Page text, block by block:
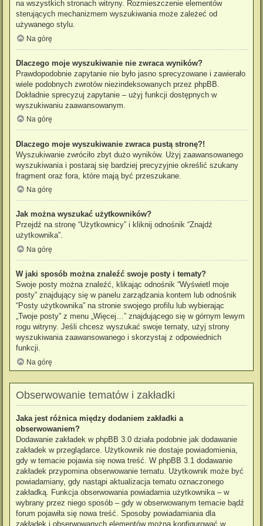
na wszystkich stronach witryny. Rozmieszczenie elementów
sterujących mechanizmem wyszukiwania może zależeć od
używanego stylu.
Na górę
Dlaczego moje wyszukiwanie nie zwraca wyników?
Prawdopodobnie zapytanie nie było jasno sprecyzowane i zawierało
wiele podobnych zwrotów niezindeksowanych przez phpBB.
Dokładnie sprecyzuj zapytanie – użyj funkcji dostępnych w
wyszukiwaniu zaawansowanym.
Na górę
Dlaczego moje wyszukiwanie zwraca pustą stronę?!
Wyszukiwanie zwróciło zbyt dużo wyników. Użyj zaawansowanego
wyszukiwania i postaraj się bardziej precyzyjnie określić szukany
fragment oraz fora, które mają być przeszukane.
Na górę
Jak można wyszukać użytkowników?
Przejdź na stronę “Użytkownicy” i kliknij odnośnik “Znajdź
użytkownika”.
Na górę
W jaki sposób można znaleźć swoje posty i tematy?
Swoje posty można znaleźć, klikając odnośnik “Wyświetl moje
posty” znajdujący się w panelu zarządzania kontem lub odnośnik
“Posty użytkownika” na stronie swojego profilu lub wybierając
„Twoje posty” z menu „Więcej…” znajdującego się w górnym lewym
rogu witryny. Jeśli chcesz wyszukać swoje tematy, użyj strony
wyszukiwania zaawansowanego i skorzystaj z odpowiednich
funkcji.
Na górę
Obserwowanie tematów i zakładki
Jaka jest różnica między dodaniem zakładki a
obserwowaniem?
Dodawanie zakładek w phpBB 3.0 działa podobnie jak dodawanie
zakładek w przeglądarce. Użytkownik nie dostaje powiadomienia,
gdy w temacie pojawia się nowa treść. W phpBB 3.1 dodawanie
zakładek przypomina obserwowanie tematu. Użytkownik może być
powiadamiany, gdy nastąpi aktualizacja tematu oznaczonego
zakładką. Funkcja obserwowania powiadamia użytkownika – w
wybrany przez niego sposób – gdy w obserwowanym temacie bądź
forum pojawiła się nowa treść. Sposoby powiadamiania dla
zakładek i obserwowanych elementów można konfigurować w